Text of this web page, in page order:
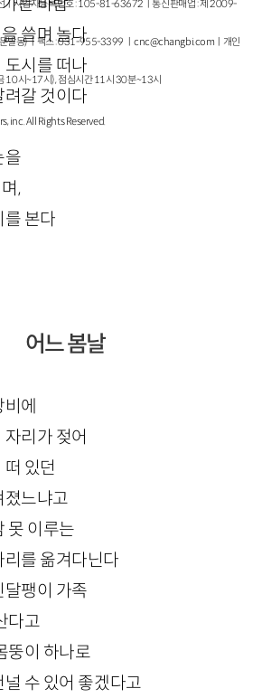
쓸며 놀다
시를 떠나
갈 것이다
을
,
를 본다
어느 봄날
비에
리가 젖어
있던
졌느냐고
못 이루는
를 옮겨다닌다
팽이 가족
다고
뚱이 하나로
수 있어 좋겠다고
ㅣ사업자등록번호 : 105-81-63672ㅣ통신판매업 : 제 2009-
발동)ㅣ팩스 : 031-955-3399 ㅣcnc@changbi.com ㅣ개인
시~17시), 점심시간 11시 30분~13시
inc. All Rights Reserved.